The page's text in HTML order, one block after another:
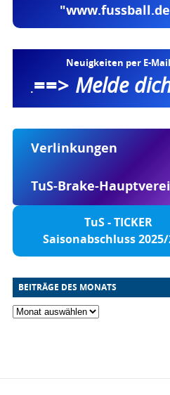
Neuigkeiten per E-Mail
.==> Melde
Verlinkungen
TuS-Brake-
TuS - TICKER
Saisonabschluss 2025/
BEITRÄGE DES MONATS